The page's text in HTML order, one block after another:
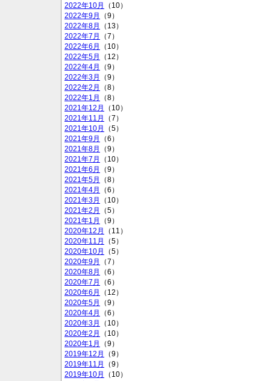
2022年10月
（10）
2022年9月
（9）
2022年8月
（13）
2022年7月
（7）
2022年6月
（10）
2022年5月
（12）
2022年4月
（9）
2022年3月
（9）
2022年2月
（8）
2022年1月
（8）
2021年12月
（10）
2021年11月
（7）
2021年10月
（5）
2021年9月
（6）
2021年8月
（9）
2021年7月
（10）
2021年6月
（9）
2021年5月
（8）
2021年4月
（6）
2021年3月
（10）
2021年2月
（5）
2021年1月
（9）
2020年12月
（11）
2020年11月
（5）
2020年10月
（5）
2020年9月
（7）
2020年8月
（6）
2020年7月
（6）
2020年6月
（12）
2020年5月
（9）
2020年4月
（6）
2020年3月
（10）
2020年2月
（10）
2020年1月
（9）
2019年12月
（9）
2019年11月
（9）
2019年10月
（10）